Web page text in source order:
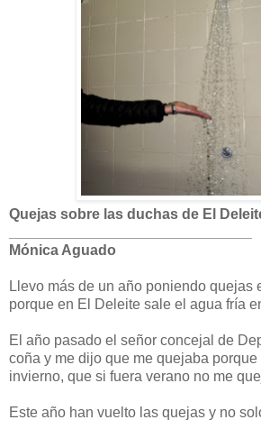
Quejas sobre las duchas de El
Mónica Aguado
Llevo más de un año poniendo quejas
porque en El Deleite sale el agua fría
El año pasado el señor concejal de
coña y me dijo que me quejaba porque
invierno, que si fuera verano no me
Este año han vuelto las quejas y no